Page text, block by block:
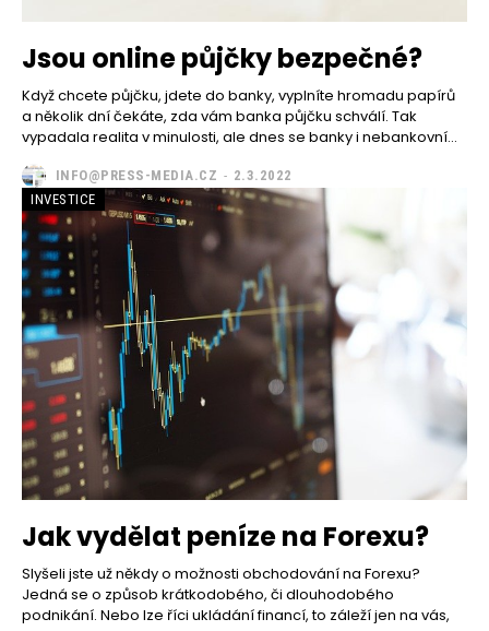
Jsou online půjčky bezpečné?
Když chcete půjčku, jdete do banky, vyplníte hromadu papírů
a několik dní čekáte, zda vám banka půjčku schválí. Tak
vypadala realita v minulosti, ale dnes se banky i nebankovní...
INFO@PRESS-MEDIA.CZ - 2.3.2022
INVESTICE
Jak vydělat peníze na Forexu?
Slyšeli jste už někdy o možnosti obchodování na Forexu?
Jedná se o způsob krátkodobého, či dlouhodobého
podnikání. Nebo lze říci ukládání financí, to záleží jen na vás,